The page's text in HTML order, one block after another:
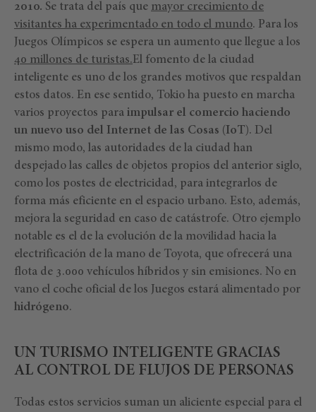
2010. Se trata del país que mayor crecimiento de
visitantes ha experimentado en todo el mundo. Para los
Juegos Olímpicos se espera un aumento que llegue a los
40 millones de turistas.El fomento de la ciudad
inteligente es uno de los grandes motivos que respaldan
estos datos. En ese sentido, Tokio ha puesto en marcha
varios proyectos para impulsar el comercio haciendo
un nuevo uso del Internet de las Cosas (IoT). Del
mismo modo, las autoridades de la ciudad han
despejado las calles de objetos propios del anterior siglo,
como los postes de electricidad, para integrarlos de
forma más eficiente en el espacio urbano. Esto, además,
mejora la seguridad en caso de catástrofe. Otro ejemplo
notable es el de la evolución de la movilidad hacia la
electrificación de la mano de Toyota, que ofrecerá una
flota de 3.000 vehículos híbridos y sin emisiones. No en
vano el coche oficial de los Juegos estará alimentado por
hidrógeno.
UN TURISMO INTELIGENTE GRACIAS
AL CONTROL DE FLUJOS DE PERSONAS
Todas estos servicios suman un aliciente especial para el